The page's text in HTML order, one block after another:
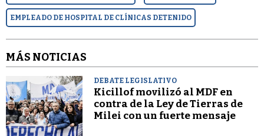
EMPLEADO DE HOSPITAL DE CLÍNICAS DETENIDO
MÁS NOTICIAS
DEBATE LEGISLATIVO
Kicillof movilizó al MDF en
contra de la Ley de Tierras de
Milei con un fuerte mensaje